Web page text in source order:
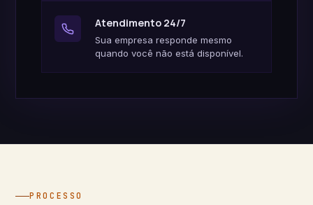
Atendimento 24/7
Sua empresa responde mesmo
quando você não está disponível.
PROCESSO